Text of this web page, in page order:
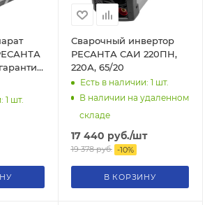
1 шт.
Сварочный инвертор
РЕСАНТА САИ 220ПН,
220А, 65/20
Есть в наличии: 1 шт.
В наличии на удаленном
складе
17 440 руб./шт
19 378руб. -10%
В КОРЗИНУ